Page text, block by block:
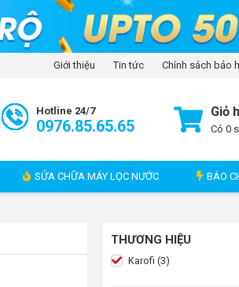
Giới thiệu Tin tức Chính sách bảo
Hotline 24/7
0976.85.65.65
Giỏ
Có 0
SỬA CHỮA MÁY LỌC NƯỚC BÁO
THƯƠNG HIỆU
Karofi (3)